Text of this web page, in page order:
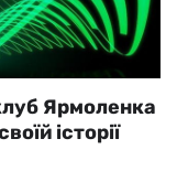
Ярмоленка
історії